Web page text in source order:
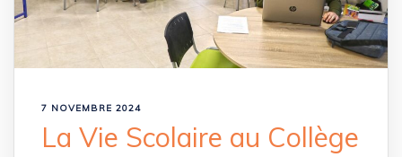
7 NOVEMBRE 2024
La Vie Scolaire au Collège